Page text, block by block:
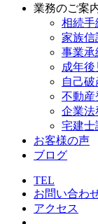
業務のご案
相続手
家族信
事業承
成年後
自己
不動産
企業法
宅建士
お客様の声
ブログ
TEL
お問い合わ
アクセス